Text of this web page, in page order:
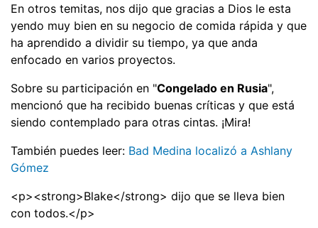
En otros temitas, nos dijo que gracias a Dios le esta
yendo muy bien en su negocio de comida rápida y que
ha aprendido a dividir su tiempo, ya que anda
enfocado en varios proyectos.
Sobre su participación en "Congelado en Rusia",
mencionó que ha recibido buenas críticas y que está
siendo contemplado para otras cintas. ¡Mira!
También puedes leer: Bad Medina localizó a Ashlany
Gómez
<p><strong>Blake</strong> dijo que se lleva bien
con todos.</p>